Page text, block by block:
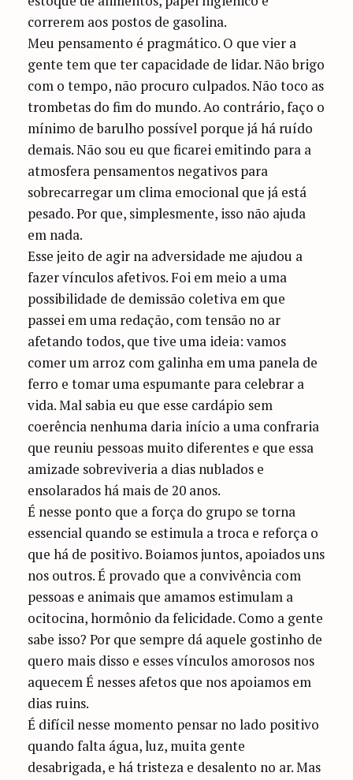
correrem aos postos de gasolina.
Meu pensamento é pragmático. O que vier a
gente tem que ter capacidade de lidar. Não brigo
com o tempo, não procuro culpados. Não toco as
trombetas do fim do mundo. Ao contrário, faço o
mínimo de barulho possível porque já há ruído
demais. Não sou eu que ficarei emitindo para a
atmosfera pensamentos negativos para
sobrecarregar um clima emocional que já está
pesado. Por que, simplesmente, isso não ajuda
em nada.
Esse jeito de agir na adversidade me ajudou a
fazer vínculos afetivos. Foi em meio a uma
possibilidade de demissão coletiva em que
passei em uma redação, com tensão no ar
afetando todos, que tive uma ideia: vamos
comer um arroz com galinha em uma panela de
ferro e tomar uma espumante para celebrar a
vida. Mal sabia eu que esse cardápio sem
coerência nenhuma daria início a uma confraria
que reuniu pessoas muito diferentes e que essa
amizade sobreviveria a dias nublados e
ensolarados há mais de 20 anos.
É nesse ponto que a força do grupo se torna
essencial quando se estimula a troca e reforça o
que há de positivo. Boiamos juntos, apoiados uns
nos outros. É provado que a convivência com
pessoas e animais que amamos estimulam a
ocitocina, hormônio da felicidade. Como a gente
sabe isso? Por que sempre dá aquele gostinho de
quero mais disso e esses vínculos amorosos nos
aquecem É nesses afetos que nos apoiamos em
dias ruins.
É difícil nesse momento pensar no lado positivo
quando falta água, luz, muita gente
desabrigada, e há tristeza e desalento no ar. Mas